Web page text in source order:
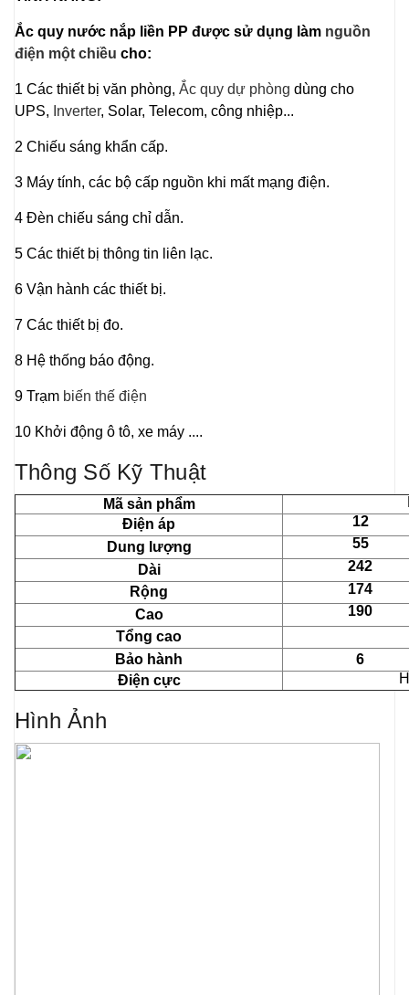
Ắc quy nước nắp liền PP được sử dụng làm nguồn
điện một chiều cho:
1 Các thiết bị văn phòng, Ắc quy dự phòng dùng cho
UPS, Inverter, Solar, Telecom, công nhiệp...
2 Chiếu sáng khẩn cấp.
3 Máy tính, các bộ cấp nguồn khi mất mạng điện.
4 Đèn chiếu sáng chỉ dẫn.
5 Các thiết bị thông tin liên lạc.
6 Vận hành các thiết bị.
7 Các thiết bị đo.
8 Hệ thống báo động.
9 Trạm biến thế điện
10 Khởi động ô tô, xe máy ....
Thông Số Kỹ Thuật
Mã sản phẩm
Điện áp
12
Dung lượng
55
Dài
242
Rộng
174
Cao
190
Tổng cao
Bảo hành
6
Điện cực
Hình Ảnh